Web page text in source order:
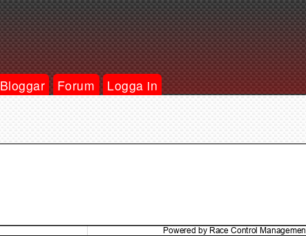
Bloggar Forum Logga in